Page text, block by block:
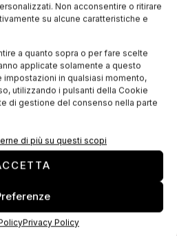
Non acconsentire o ritirare
su alcune caratteristiche e
a quanto sopra o per fare scelte
applicate solamente a questo
in qualsiasi momento,
utilizzando i pulsanti della Cookie
di gestione del consenso nella parte
di più su questi scopi
Privacy Policy